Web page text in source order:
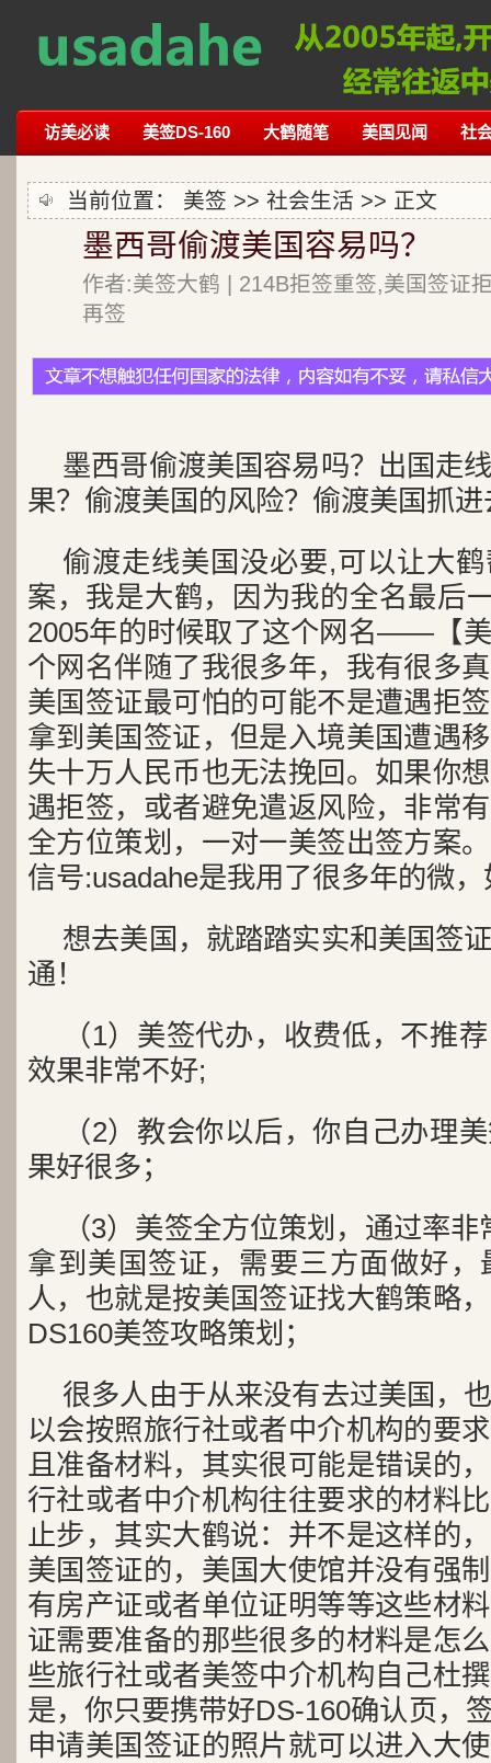
访美必读 美签DS-160 大鹤随笔 美国见闻 社
当前位置： 美签 >> 社会生活 >> 正文
墨西哥偷渡美国容易吗？
作者:美签大鹤 | 214B拒签重签,美国签证
再签
墨西哥偷渡美国容易吗？出国走
果？偷渡美国的风险？偷渡美国抓
偷渡走线美国没必要,可以让大
案，我是大鹤，因为我的全名最后
2005年的时候取了这个网名——【
个网名伴随了我很多年，我有很多
美国签证最可怕的可能不是遭遇拒
拿到美国签证，但是入境美国遭遇
失十万人民币也无法挽回。如果你
遇拒签，或者避免遣返风险，非常
全方位策划，一对一美签出签方案
信号:usadahe是我用了很多年的微
想去美国，就踏踏实实和美国签
通！
（1）美签代办，收费低，不推
效果非常不好;
（2）教会你以后，你自己办理
果好很多；
（3）美签全方位策划，通过率
拿到美国签证，需要三方面做好
人，也就是按美国签证找大鹤策略
DS160美签攻略策划；
很多人由于从来没有去过美国，
以会按照旅行社或者中介机构的要
且准备材料，其实很可能是错误的
行社或者中介机构往往要求的材料
止步，其实大鹤说：并不是这样的
美国签证的，美国大使馆并没有强
有房产证或者单位证明等等这些材
证需要准备的那些很多的材料是怎
些旅行社或者美签中介机构自己杜
是，你只要携带好DS-160确认页，
申请美国签证的照片就可以进入大